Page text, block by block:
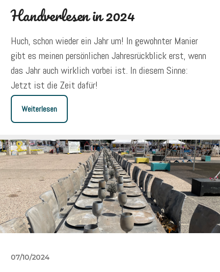
Handverlesen in 2024
Huch, schon wieder ein Jahr um! In gewohnter Manier
gibt es meinen persönlichen Jahresrückblick erst, wenn
das Jahr auch wirklich vorbei ist. In diesem Sinne:
Jetzt ist die Zeit dafür!
Weiterlesen
07/10/2024